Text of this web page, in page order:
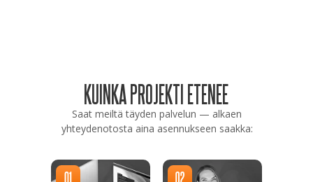
KUINKA PROJEKTI ETENEE
Saat meiltä täyden palvelun — alkaen
yhteydenotosta aina asennukseen saakka: